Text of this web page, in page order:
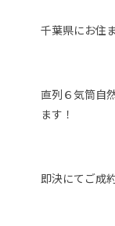
千葉県にお住
直列６気筒自
ます！
即決にてご成